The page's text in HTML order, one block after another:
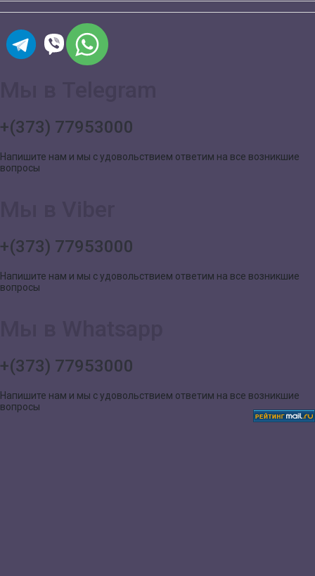
+(373) 77953000
Напишите нам и мы с удовольствием ответим на все возникшие
вопросы
+(373) 77953000
Напишите нам и мы с удовольствием ответим на все возникшие
вопросы
+(373) 77953000
Напишите нам и мы с удовольствием ответим на все возникшие
вопросы